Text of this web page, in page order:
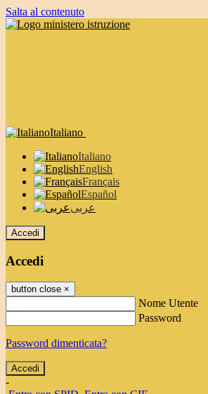
Salta al contenuto
Italiano
Italiano
English
Français
Español
عربى
Accedi
Accedi
button close ×
Nome Utente
Password
Password dimenticata?
-